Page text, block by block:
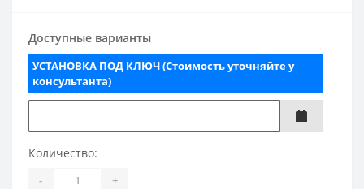
Доступные варианты
УСТАНОВКА ПОД КЛЮЧ (Стоимость уточняйте у
консультанта)
Количество:
- +